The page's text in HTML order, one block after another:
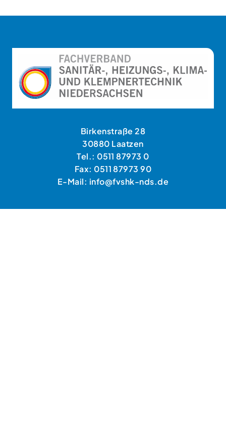
Birkenstraße 28
30880 Laatzen
Tel.: 0511 87973 0
Fax: 0511 87973 90
E-Mail: info@fvshk-nds.de